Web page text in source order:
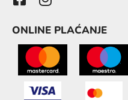
ONLINE PLAĆANJE